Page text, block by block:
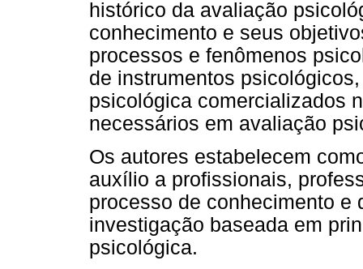
histórico da avaliação
conhecimento e seus
processos e fenômenos
de instrumentos
psicológica comercializados
necessários em avaliação
Os autores estabelecem
auxílio a profissionais,
processo de conhecimento e
investigação baseada em
psicológica.